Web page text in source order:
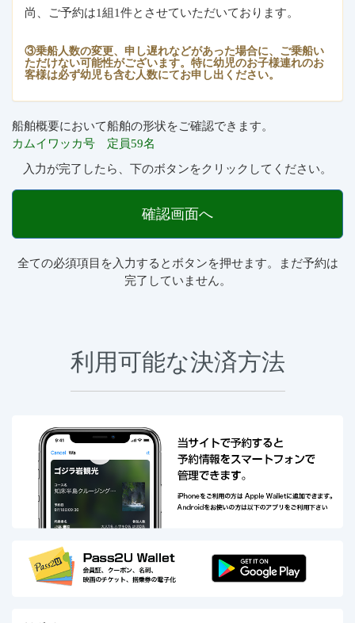
尚、ご予約は1組1件とさせていただいております。
③乗船人数の変更、申し遅れなどがあった場合に、ご乗船い
ただけない可能性がございます。特に幼児のお子様連れのお
客様は必ず幼児も含む人数にてお申し出ください。
船舶概要において船舶の形状をご確認できます。
カムイワッカ号 定員59名
入力が完了したら、下のボタンをクリックしてください。
確認画面へ
全ての必須項目を入力するとボタンを押せます。まだ予約は
完了していません。
利用可能な決済方法